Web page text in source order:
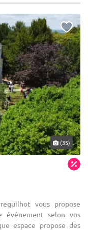
(35)
vous propose
événement selon vos
espace propose des